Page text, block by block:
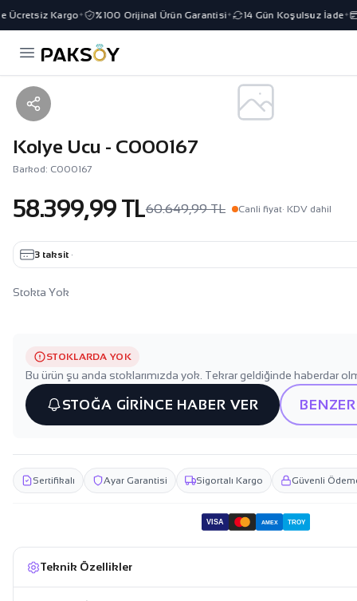
Ücretsiz Kargo✦ %100 Orijinal Ürün Garantisi✦ 14 Gün Koşulsuz İade✦
Kolye Ucu - C000167
Barkod: C000167
58.399,99 TL60.649,99 TL Canli fiyat· KDV dahil
3 taksit ·
Stokta Yok
STOKLARDA YOK
Bu ürün şu anda stoklarımızda yok. Tekrar geldiğinde haberdar
STOĞA GİRİNCE HABER VER
Sertifikalı Ayar Garantisi Sigortalı Kargo Güvenli
VISA AMEX TROY
Teknik Özellikler